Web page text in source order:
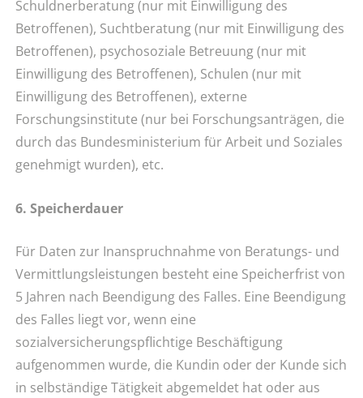
Schuldnerberatung (nur mit Einwilligung des
Betroffenen), Suchtberatung (nur mit Einwilligung des
Betroffenen), psychosoziale Betreuung (nur mit
Einwilligung des Betroffenen), Schulen (nur mit
Einwilligung des Betroffenen), externe
Forschungsinstitute (nur bei Forschungsanträgen, die
durch das Bundesministerium für Arbeit und Soziales
genehmigt wurden), etc.
6. Speicherdauer
Für Daten zur Inanspruchnahme von Beratungs- und
Vermittlungsleistungen besteht eine Speicherfrist von
5 Jahren nach Beendigung des Falles. Eine Beendigung
des Falles liegt vor, wenn eine
sozialversicherungspflichtige Beschäftigung
aufgenommen wurde, die Kundin oder der Kunde sich
in selbständige Tätigkeit abgemeldet hat oder aus